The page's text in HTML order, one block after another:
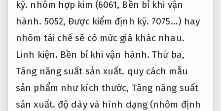
kỹ. nhôm hợp kim (6061, Bền bỉ khi vận
hành. 5052,Được kiểm định kỹ. 7075…) hay
nhôm tái chế sẽ có mức giá khác nhau.
Linh kiện. Bền bỉ khi vận hành. Thứ ba,
Tăng năng suất sản xuất. quy cách mẫu
sản phẩm như kích thước, Tăng năng suất
sản xuất. độ dày và hình dạng (nhôm định